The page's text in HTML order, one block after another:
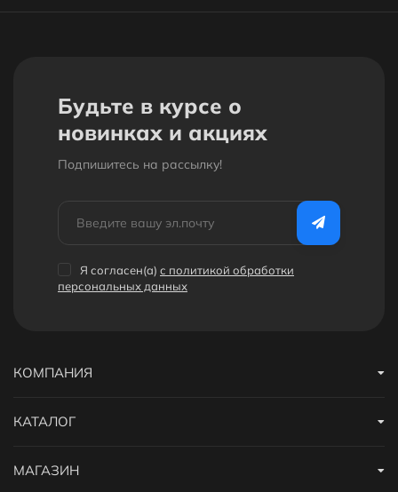
Будьте в курсе о
новинках и акциях
Подпишитесь на рассылкy!
Я согласен(a) с политикой обработки
персональных данных
КОМПАНИЯ
КАТАЛОГ
МАГАЗИН